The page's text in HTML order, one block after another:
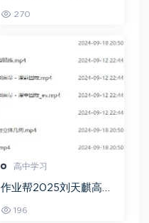
教程
270
高中学习
作业帮2025刘天麒高二
196